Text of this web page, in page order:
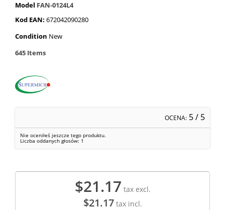
Model FAN-0124L4
Kod EAN: 672042090280
Condition New
645 Items
OCENA: 5/ 5
Nie oceniłeś jeszcze tego produktu.
Liczba oddanych głosów: 1
$21.17 tax excl.
$21.17tax incl.